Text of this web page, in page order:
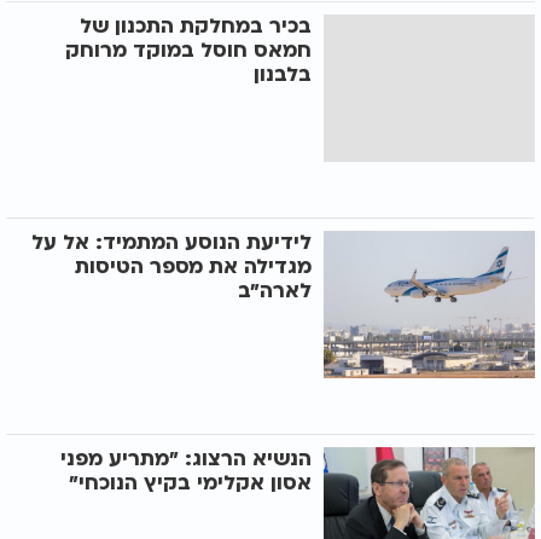
בכיר במחלקת התכנון של
חמאס חוסל במוקד מרוחק
בלבנון
לידיעת הנוסע המתמיד: אל על
מגדילה את מספר הטיסות
לארה"ב
הנשיא הרצוג: "מתריע מפני
אסון אקלימי בקיץ הנוכחי"